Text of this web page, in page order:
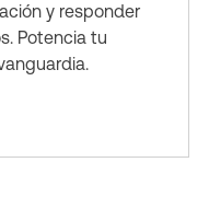
y responder
Potencia tu